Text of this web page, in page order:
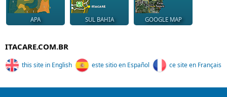
APA SUL BAHIA GOOGLE MAP
ITACARE.COM.BR
this site in English este sitio en Español ce site en Français